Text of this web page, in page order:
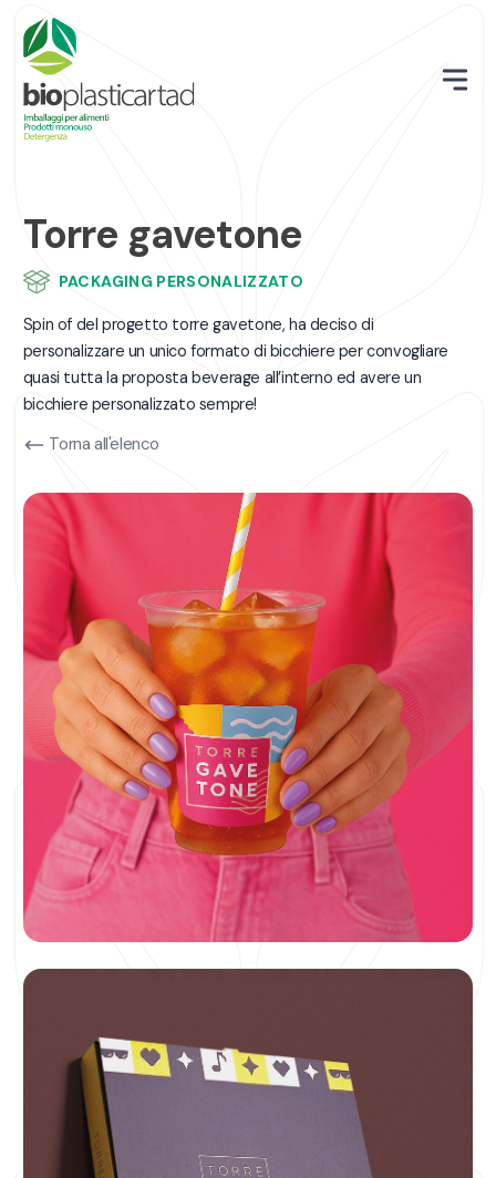
Torre gavetone
PACKAGING PERSONALIZZATO
Spin of del progetto torre gavetone, ha deciso di
personalizzare un unico formato di bicchiere per convogliare
quasi tutta la proposta beverage all’interno ed avere un
bicchiere personalizzato sempre!
Torna all'elenco